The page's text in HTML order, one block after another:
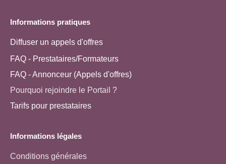
Informations pratiques
Diffuser un appels d'offres
FAQ - Prestataires/Formateurs
FAQ - Annonceur (Appels d'offres)
Pourquoi rejoindre le Portail ?
Tarifs pour prestataires
Informations légales
Conditions générales